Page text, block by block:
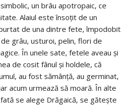
un brâu apotropaic, ce
Alaiul este însoțit de un
de una dintre fete, împodobit
grâu, usturoi, pelin, flori de
În unele sate, fetele aveau și
de cosit fânul și holdele, că
au fost sămânță, au germinat,
acum urmează să moară. În alte
se alege Drăgaică, se gătește